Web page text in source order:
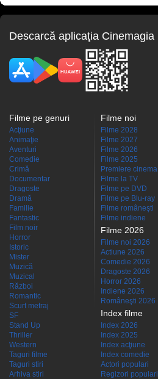
Descarcă aplicaţia Cinemagia
Filme pe genuri
Acţiune
Animaţie
Aventuri
Comedie
Crimă
Documentar
Dragoste
Dramă
Familie
Fantastic
Film noir
Horror
Istoric
Mister
Muzică
Muzical
Război
Romantic
Scurt metraj
SF
Stand Up
Thriller
Western
Taguri filme
Taguri stiri
Arhiva stiri
Filme noi
Filme 2028
Filme 2027
Filme 2026
Filme 2025
Premiere cinema
Filme la TV
Filme pe DVD
Filme pe Blu-ray
Filme româneşti
Filme indiene
Filme 2026
Filme noi 2026
Actiune 2026
Comedie 2026
Dragoste 2026
Horror 2026
Indiene 2026
Româneşti 2026
Index filme
Index 2026
Index 2025
Index acţiune
Index comedie
Actori populari
Regizori populari